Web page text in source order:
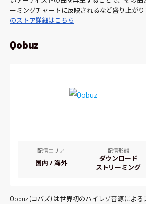
ーミングチャートに反映されるなど盛り上がり
のストア詳細はこちら
Qobuz
配信エリア
国内 / 海外
配信形態
ダウンロード
ストリーミング
Qobuz (コバズ) は世界初のハイレゾ音源によ